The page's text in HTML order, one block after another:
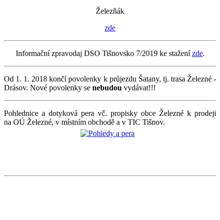
Železňák
zde
Informační zpravodaj DSO Tišnovsko 7/2019 ke staženízde.
Od 1. 1. 2018 končí povolenky k průjezdu Šatany, tj. trasa Železné -
Drásov. Nové povolenky se nebudou vydávat!!!
Pohlednice a dotyková pera vč. propisky obce Železné k prodeji
na OÚ Železné, v místním obchodě a v TIC Tišnov.